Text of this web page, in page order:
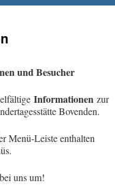
und Besucher
Informationen zur
Bovenden.
Menü-Leiste enthalten
uns um!